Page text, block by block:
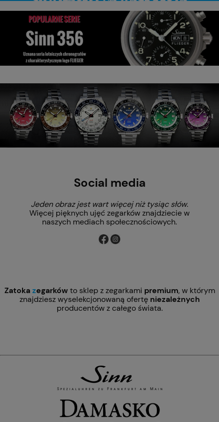
Social media
Jeden obraz jest wart więcej niż tysiąc słów.
Więcej pięknych ujęć zegarków znajdziecie w
naszych mediach społecznościowych.
Zatokazegarkówto sklep z zegarkami premium, w którym
znajdziesz wyselekcjonowaną ofertę niezależnych
producentów z całego świata.